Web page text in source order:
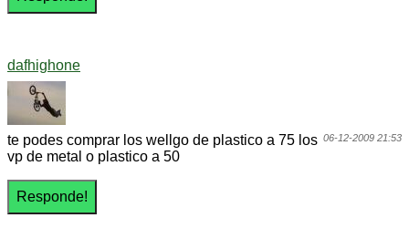
dafhighone
06-12-2009 21:53
te podes comprar los wellgo de plastico a 75 los
vp de metal o plastico a 50